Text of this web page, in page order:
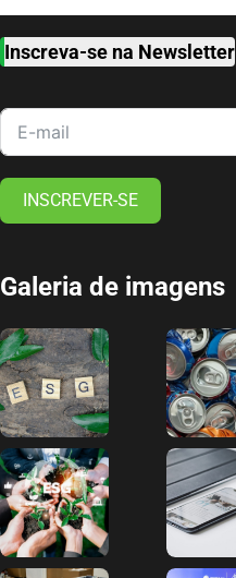
Inscreva-se na Newsletter
INSCREVER-SE
Galeria de imagens